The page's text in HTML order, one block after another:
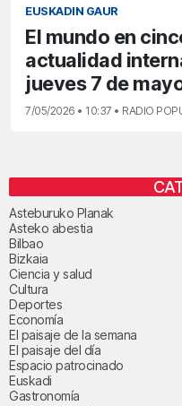
EUSKADIN GAUR
El mundo en
actualidad
jueves 7 de
7/05/2026 • 10:37 • RADIO
Asteburuko Planak
Asteko abestia
Bilbao
Bizkaia
Ciencia y salud
Cultura
Deportes
Economía
El paisaje de la semana
El paisaje del día
Espacio patrocinado
Euskadi
Gastronomía